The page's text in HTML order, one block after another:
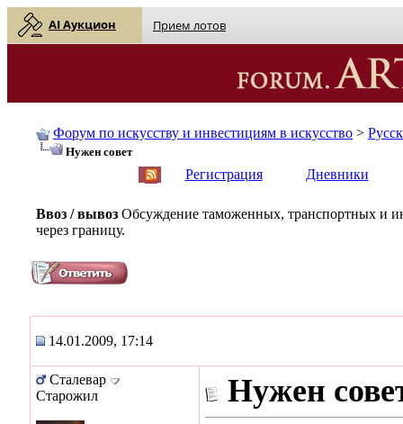
AI Аукцион Прием лотов
Форум по искусству и инвестициям в искусство >
Нужен совет
Регистрация Дневники
Ввоз / вывоз Обсуждение таможенных, транспортных и
через границу.
14.01.2009, 17:14
Сталевар
Старожил
Нужен